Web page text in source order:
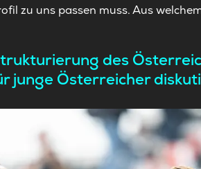
zu uns passen muss. Aus
des
junge Österreicher